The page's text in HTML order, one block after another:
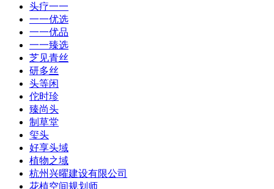
头疗一一
一一优选
一一优品
一一臻选
芝见青丝
研多丝
头等闲
佗时珍
臻尚头
制草堂
玺头
好享头域
植物之域
杭州兴曜建设有限公司
花植空间规划师